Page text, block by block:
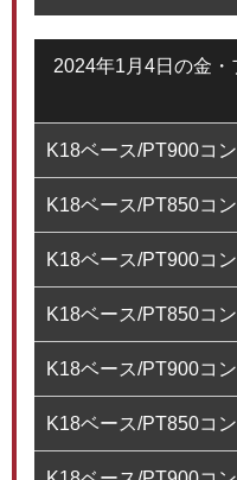
2024年1月4日の金
K18ベース/PT900コ
K18ベース/PT850コ
K18ベース/PT900コ
K18ベース/PT850コ
K18ベース/PT900コ
K18ベース/PT850コ